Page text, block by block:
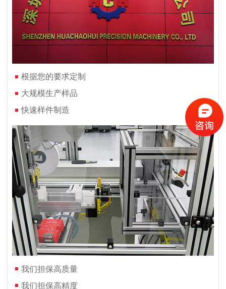
根据您的要求定制
大规模生产样品
快速样件制造
我们担保高质量
我们担保高精度